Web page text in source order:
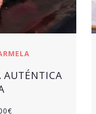
AUTÉNTICA
€